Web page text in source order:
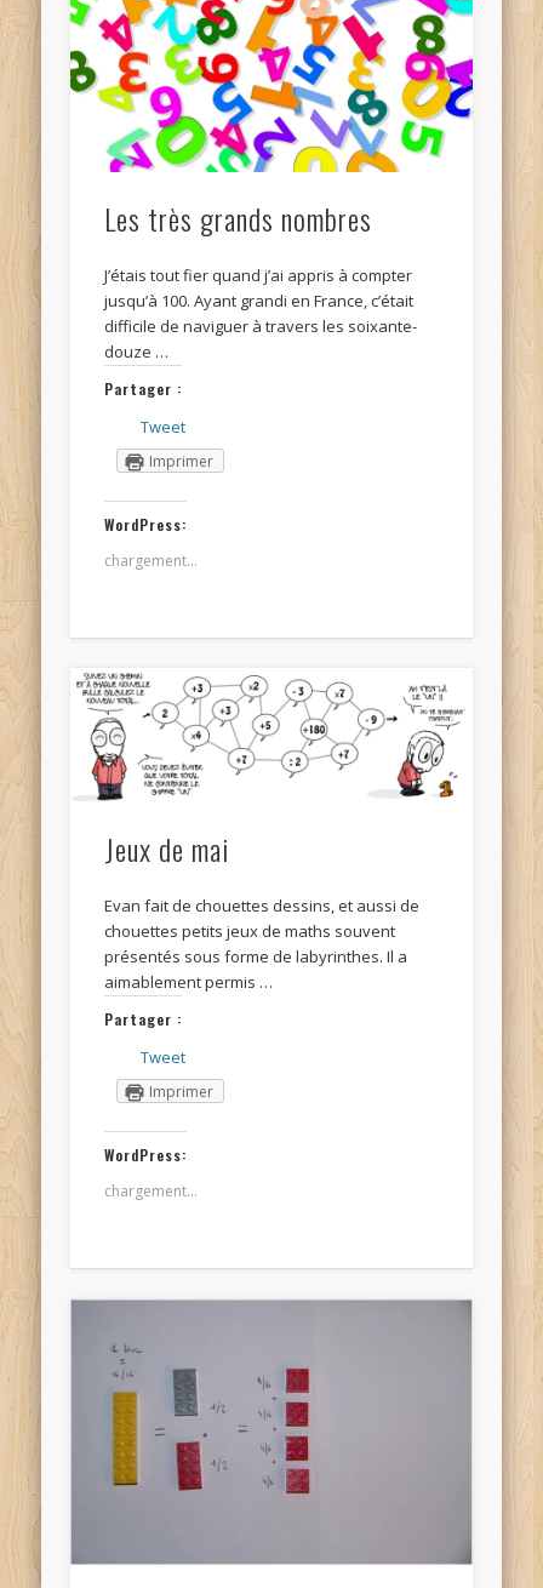
Les très grands nombres
J’étais tout fier quand j’ai appris à compter
jusqu’à 100. Ayant grandi en France, c’était
difficile de naviguer à travers les soixante-
douze …
Partager :
Tweet
Imprimer
WordPress:
chargement…
Jeux de mai
Evan fait de chouettes dessins, et aussi de
chouettes petits jeux de maths souvent
présentés sous forme de labyrinthes. Il a
aimablement permis …
Partager :
Tweet
Imprimer
WordPress:
chargement…